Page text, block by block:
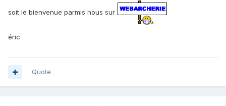
soit le bienvenue parmis nous sur
éric
Quote